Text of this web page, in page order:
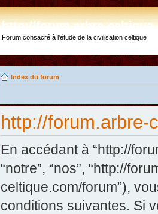
http://forum.arbre-
Forum consacré à l'étude de la civilisation celtique
Index du forum
http://forum.arbre-
En accédant à “http://
“notre”, “nos”, “http://
celtique.com/forum”),
conditions suivantes. Si